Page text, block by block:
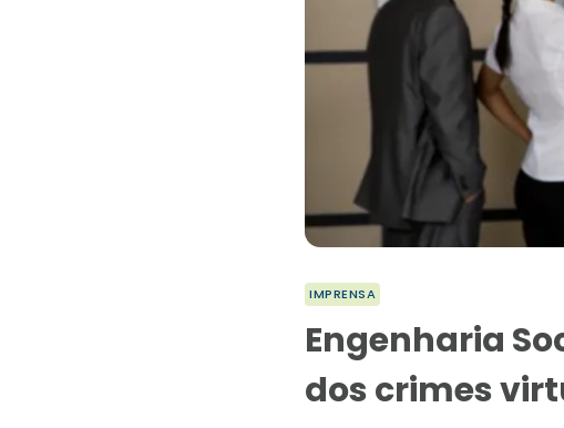
IMPRENSA
Engenharia
dos crimes